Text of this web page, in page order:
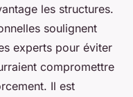
les structures.
soulignent
experts pour éviter
compromettre
Il est